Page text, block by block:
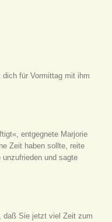
für Vormittag mit ihm
entgegnete Marjorie
Zeit haben sollte, reite
und sagte
daß Sie jetzt viel Zeit zum